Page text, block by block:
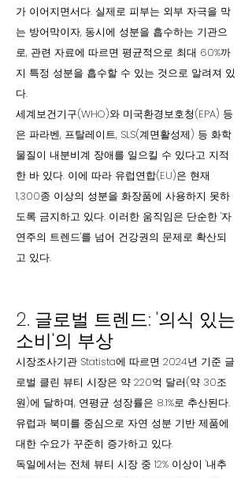
가 이어지면서다. 실제로 피부는 외부 자극을 막
는 방어막이자, 동시에 성분을 흡수하는 기관으
로, 관련 자료에 따르면 평균적으로 최대 60%까
지 특정 성분을 흡수할 수 있는 것으로 알려져 있
다.
세계보건기구(WHO)와 미국환경보호청(EPA) 등
은 파라벤, 프탈레이트, SLS(계면활성제) 등 화학
물질이 내분비계 장애를 일으킬 수 있다고 지적
한 바 있다. 이에 따라 유럽연합(EU)은 현재
1,300종 이상의 성분을 화장품에 사용하지 못하
도록 금지하고 있다. 이러한 움직임은 단순한 '자
연주의 트렌드'를 넘어 건강권의 문제로 확산되
고 있다.
2. 글로벌 트렌드: '의식 있는
소비'의 부상
시장조사기관 Statista에 따르면 2024년 기준 글
로벌 클린 뷰티 시장은 약 220억 달러(약 30조
원)에 달하며, 연평균 성장률은 8.1%로 추산된다.
유럽과 북미를 중심으로 자연 성분 기반 제품에
대한 수요가 꾸준히 증가하고 있다.
독일에서는 전체 뷰티 시장 중 12% 이상이 '내추